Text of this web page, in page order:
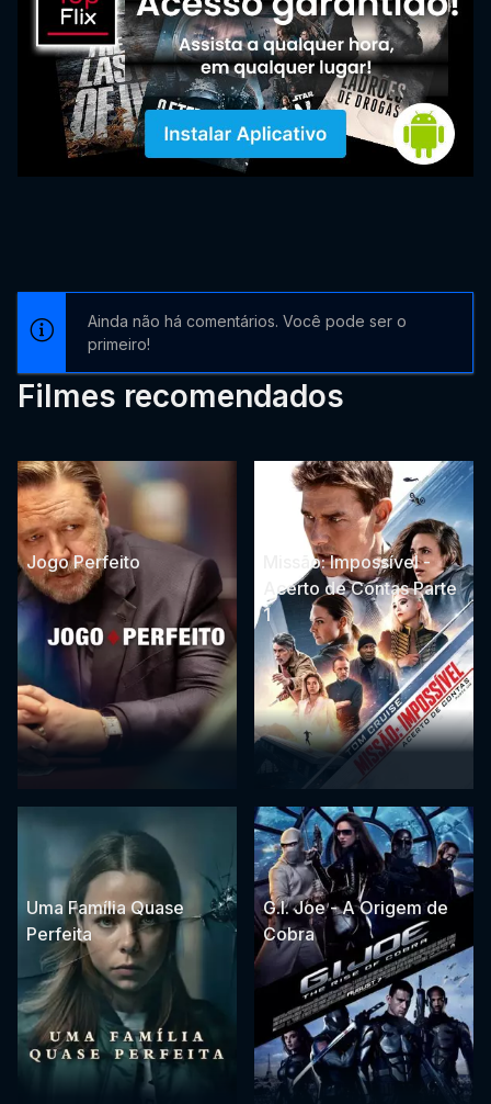
Ainda não há comentários. Você pode ser o
primeiro!
Filmes recomendados
Jogo Perfeito
Missão: Impossível -
Acerto de Contas Parte
1
Uma Família Quase
Perfeita
G.I. Joe - A Origem de
Cobra